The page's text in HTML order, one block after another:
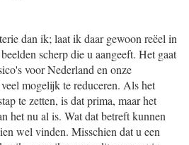
dan ik; laat ik daar gewoon reëel in
scherp die u aangeeft. Het gaat
voor Nederland en onze
mogelijk te reduceren. Als het
te zetten, is dat prima, maar het
het nu al is. Wat dat betreft kunnen
wel vinden. Misschien dat u een